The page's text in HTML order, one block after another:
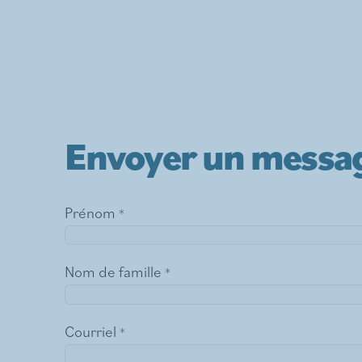
Envoyer un
Prénom
Nom de famille
Courriel